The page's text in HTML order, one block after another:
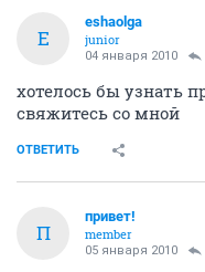
E
eshaolga
junior
04 января 2010
хотелось бы узнать
свяжитесь со мной
ОТВЕТИТЬ
П
привет!
member
05 января 2010